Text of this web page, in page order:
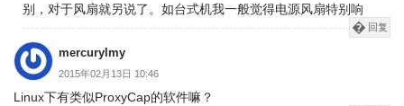
别，对于风扇就另说了。如台式机我一般觉得电源风扇特别响
回复
mercurylmy
2015年02月13日 10:46
Linux下有类似ProxyCap的软件嘛？